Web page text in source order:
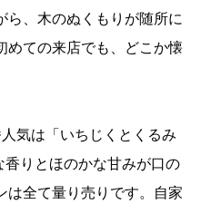
ら、木のぬくもりが随所に
めての来店でも、どこか懐
気は「いちじくとくるみ
りとほのかな甘みが口の
は全て量り売りです。自家